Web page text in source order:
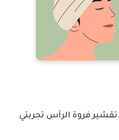
تقشير فروة الرأس تجربتي